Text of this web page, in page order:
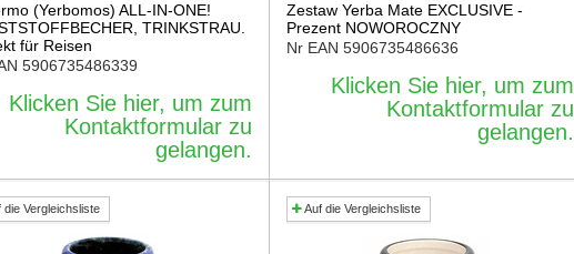
(Yerbomos) ALL-IN-ONE!
TRINKSTRAU.
für Reisen
5906735486339
Klicken Sie hier, um zum
Kontaktformular zu
gelangen.
Zestaw Yerba Mate EXCLUSIVE -
Prezent NOWOROCZNY
Nr EAN 5906735486636
Klicken Sie hier, um zum
Kontaktformular zu
gelangen.
die Vergleichsliste Auf die Vergleichsliste